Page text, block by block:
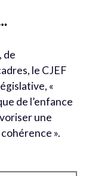
de
le CJEF
«
de l’enfance
une
».